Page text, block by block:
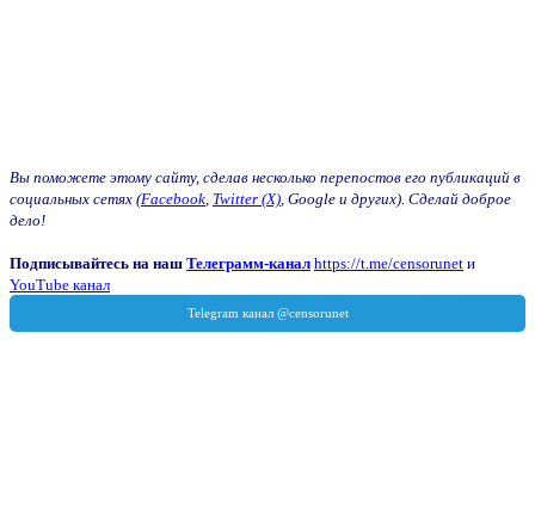
Вы поможете этому сайту, сделав несколько перепостов его публикаций в
социальных сетях (Facebook Twitter (X) , Google и других). Сделай доброе
дело!
Подписывайтесь на наш Телеграмм-канал https://t.me/censorunet и
YouTube канал